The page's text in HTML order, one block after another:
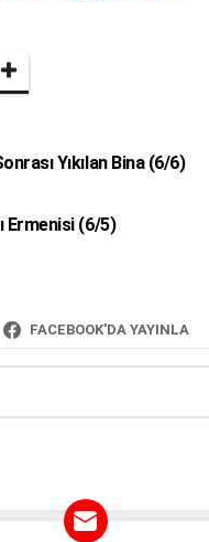
Yıkılan Bina (6/6)
Ermenisi (6/5)
FACEBOOK'DA YAYINLA